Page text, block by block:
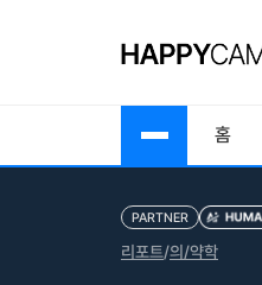
홈
PARTNER
리포트/의/약학